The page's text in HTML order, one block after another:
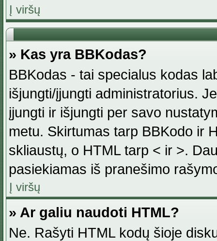
Į viršų
» Kas yra BBKodas?
BBKodas - tai specialus kodas
išjungti/įjungti administratorius.
įjungti ir išjungti per savo
metu. Skirtumas tarp BBKodo ir
skliaustų, o HTML tarp < ir >.
pasiekiamas iš pranešimo
Į viršų
» Ar galiu naudoti HTML?
Ne. Rašyti HTML kodų šioje